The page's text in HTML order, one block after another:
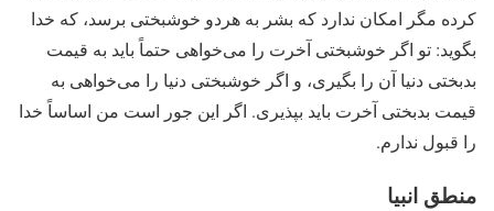
کرده مگر امکان ندارد که بشر به هردو خوشبختی برسد، که خدا
بگوید: تو اگر خوشبختی آخرت را می‌خواهی حتماً باید به قیمت
بدبختی دنیا آن را بگیری، و اگر خوشبختی دنیا را می‌خواهی به
قیمت بدبختی آخرت باید بپذیری. اگر این جور است من اساساً خدا
را قبول ندارم.
منطق انبیا